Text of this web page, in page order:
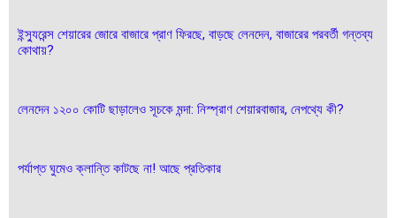
ইন্স্যুরেন্স শেয়ারের জোরে বাজারে প্রাণ ফিরছে, বাড়ছে লেনদেন, বাজারের পরবর্তী গন্তব্য
কোথায়?
লেনদেন ১২০০ কোটি ছাড়ালেও সূচকে মন্দা: নিস্প্রাণ শেয়ারবাজার, নেপথ্যে কী?
পর্যাপ্ত ঘুমেও ক্লান্তি কাটছে না! আছে প্রতিকার